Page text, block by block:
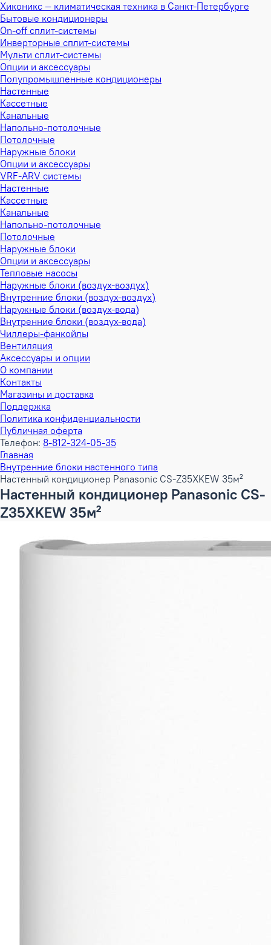
Хиконикс — климатическая техника в Санкт-Петербурге
Бытовые кондиционеры
On-off сплит-системы
Инверторные сплит-системы
Мульти сплит-системы
Опции и аксессуары
Полупромышленные кондиционеры
Настенные
Кассетные
Канальные
Напольно-потолочные
Потолочные
Наружные блоки
Опции и аксессуары
VRF-ARV системы
Настенные
Кассетные
Канальные
Напольно-потолочные
Потолочные
Наружные блоки
Опции и аксессуары
Тепловые насосы
Наружные блоки (воздух-воздух)
Внутренние блоки (воздух-воздух)
Наружные блоки (воздух-вода)
Внутренние блоки (воздух-вода)
Чиллеры-фанкойлы
Вентиляция
Аксессуары и опции
О компании
Контакты
Магазины и доставка
Поддержка
Политика конфиденциальности
Публичная оферта
Телефон: 8-812-324-05-35
Главная
Внутренние блоки настенного типа
Настенный кондиционер Panasonic CS-Z35XKEW 35м²
Настенный кондиционер Panasonic CS-
Z35XKEW 35м²